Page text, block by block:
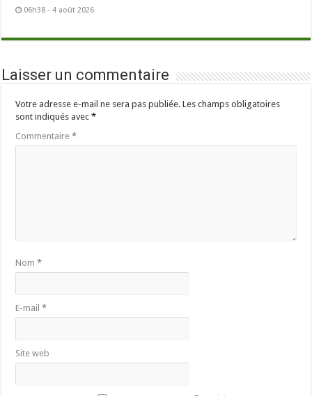
06h38 - 4 août 2026
Laisser un commentaire
Votre adresse e-mail ne sera pas publiée. Les champs obligatoires
sont indiqués avec*
Commentaire*
Nom*
E-mail*
Site web